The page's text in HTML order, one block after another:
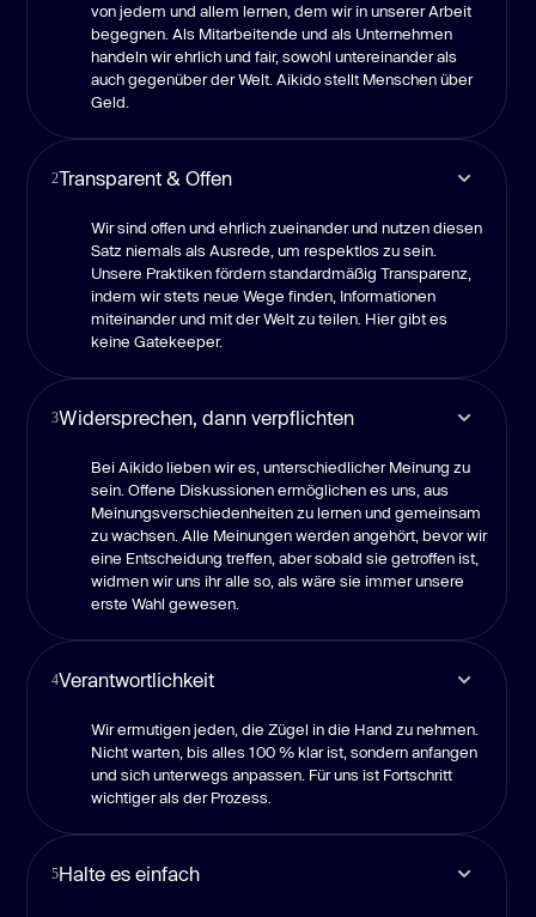
von jedem und allem lernen, dem wir in unserer Arbeit
begegnen. Als Mitarbeitende und als Unternehmen
handeln wir ehrlich und fair, sowohl untereinander als
auch gegenüber der Welt. Aikido stellt Menschen über
Geld.
2Transparent & Offen
Wir sind offen und ehrlich zueinander und nutzen diesen
Satz niemals als Ausrede, um respektlos zu sein.
Unsere Praktiken fördern standardmäßig Transparenz,
indem wir stets neue Wege finden, Informationen
miteinander und mit der Welt zu teilen. Hier gibt es
keine Gatekeeper.
3Widersprechen, dann verpflichten
Bei Aikido lieben wir es, unterschiedlicher Meinung zu
sein. Offene Diskussionen ermöglichen es uns, aus
Meinungsverschiedenheiten zu lernen und gemeinsam
zu wachsen. Alle Meinungen werden angehört, bevor wir
eine Entscheidung treffen, aber sobald sie getroffen ist,
widmen wir uns ihr alle so, als wäre sie immer unsere
erste Wahl gewesen.
4Verantwortlichkeit
Wir ermutigen jeden, die Zügel in die Hand zu nehmen.
Nicht warten, bis alles 100 % klar ist, sondern anfangen
und sich unterwegs anpassen. Für uns ist Fortschritt
wichtiger als der Prozess.
5Halte es einfach